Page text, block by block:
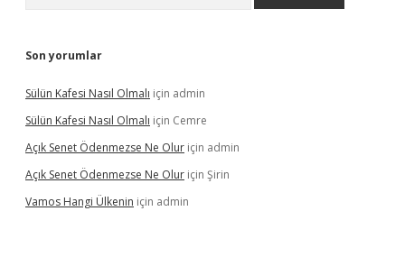
Son yorumlar
Sülün Kafesi Nasıl Olmalı için admin
Sülün Kafesi Nasıl Olmalı için Cemre
Açık Senet Ödenmezse Ne Olur için admin
Açık Senet Ödenmezse Ne Olur için Şirin
Vamos Hangi Ülkenin için admin